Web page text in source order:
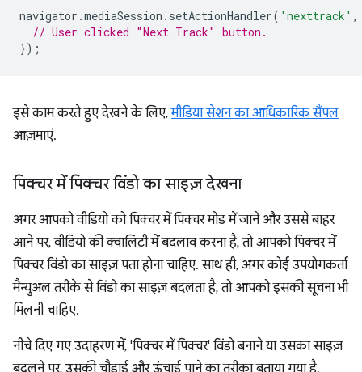
navigator .mediaSession . setActionHandler( 'nexttrack' ,
// User clicked "Next Track" button.
});
इसे काम करते हुए देखने के लिए,मीडिया सेशन का आधिकारिक सैंपल
आज़माएं.
पिक्चर में पिक्चर विंडो का साइज़ देखना
अगर आपको वीडियो को पिक्चर में पिक्चर मोड में जाने और उससे बाहर
आने पर, वीडियो की क्वालिटी में बदलाव करना है, तो आपको पिक्चर में
पिक्चर विंडो का साइज़ पता होना चाहिए. साथ ही, अगर कोई उपयोगकर्ता
मैन्युअल तरीके से विंडो का साइज़ बदलता है, तो आपको इसकी सूचना भी
मिलनी चाहिए.
नीचे दिए गए उदाहरण में, 'पिक्चर में पिक्चर' विंडो बनाने या उसका साइज़
बदलने पर, उसकी चौड़ाई और ऊंचाई पाने का तरीका बताया गया है.